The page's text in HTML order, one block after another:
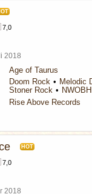
7,0
2018
Age of Taurus
Doom Rock Melodic
Stoner Rock
Rise Above Records
HOT
7,0
2018